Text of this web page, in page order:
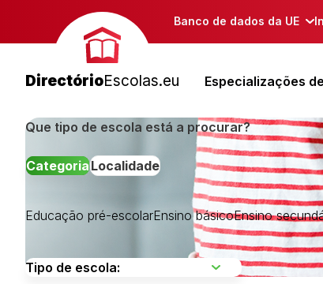
Banco de dados da UE
DirectórioEscolas.eu Especializações
Que tipo de escola está a procurar?
CategoriaLocalidade
Educação pré-escolarEnsino básicoEnsino